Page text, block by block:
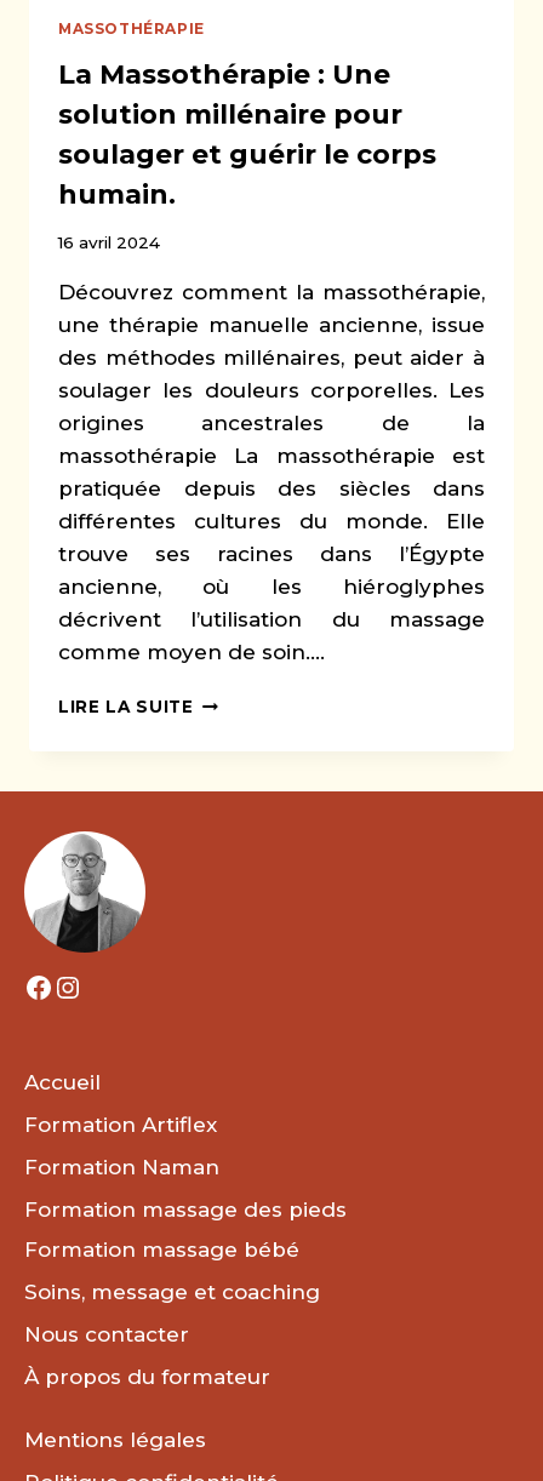
MASSOTHÉRAPIE
La Massothérapie : Une
solution millénaire pour
soulager et guérir le corps
humain.
16 avril 2024
Découvrez comment la massothérapie,
une thérapie manuelle ancienne, issue
des méthodes millénaires, peut aider à
soulager les douleurs corporelles. Les
origines ancestrales de la
massothérapie La massothérapie est
pratiquée depuis des siècles dans
différentes cultures du monde. Elle
trouve ses racines dans l’Égypte
ancienne, où les hiéroglyphes
décrivent l’utilisation du massage
comme moyen de soin….
LIRE LA SUITE LA
:
Facebook
Instagram
Accueil
Formation Artiflex
Formation Naman
Formation massage des pieds
Formation massage bébé
Soins, message et coaching
Nous contacter
À propos du formateur
Mentions légales